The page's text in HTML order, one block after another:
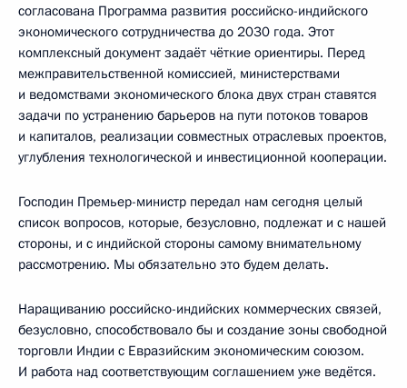
согласована Программа развития российско-индийского
экономического сотрудничества до 2030 года. Этот
комплексный документ задаёт чёткие ориентиры. Перед
межправительственной комиссией, министерствами
и ведомствами экономического блока двух стран ставятся
задачи по устранению барьеров на пути потоков товаров
и капиталов, реализации совместных отраслевых проектов,
углубления технологической и инвестиционной кооперации.
Господин Премьер-министр передал нам сегодня целый
список вопросов, которые, безусловно, подлежат и с нашей
стороны, и с индийской стороны самому внимательному
рассмотрению. Мы обязательно это будем делать.
Наращиванию российско-индийских коммерческих связей,
безусловно, способствовало бы и создание зоны свободной
торговли Индии с Евразийским экономическим союзом.
И работа над соответствующим соглашением уже ведётся.